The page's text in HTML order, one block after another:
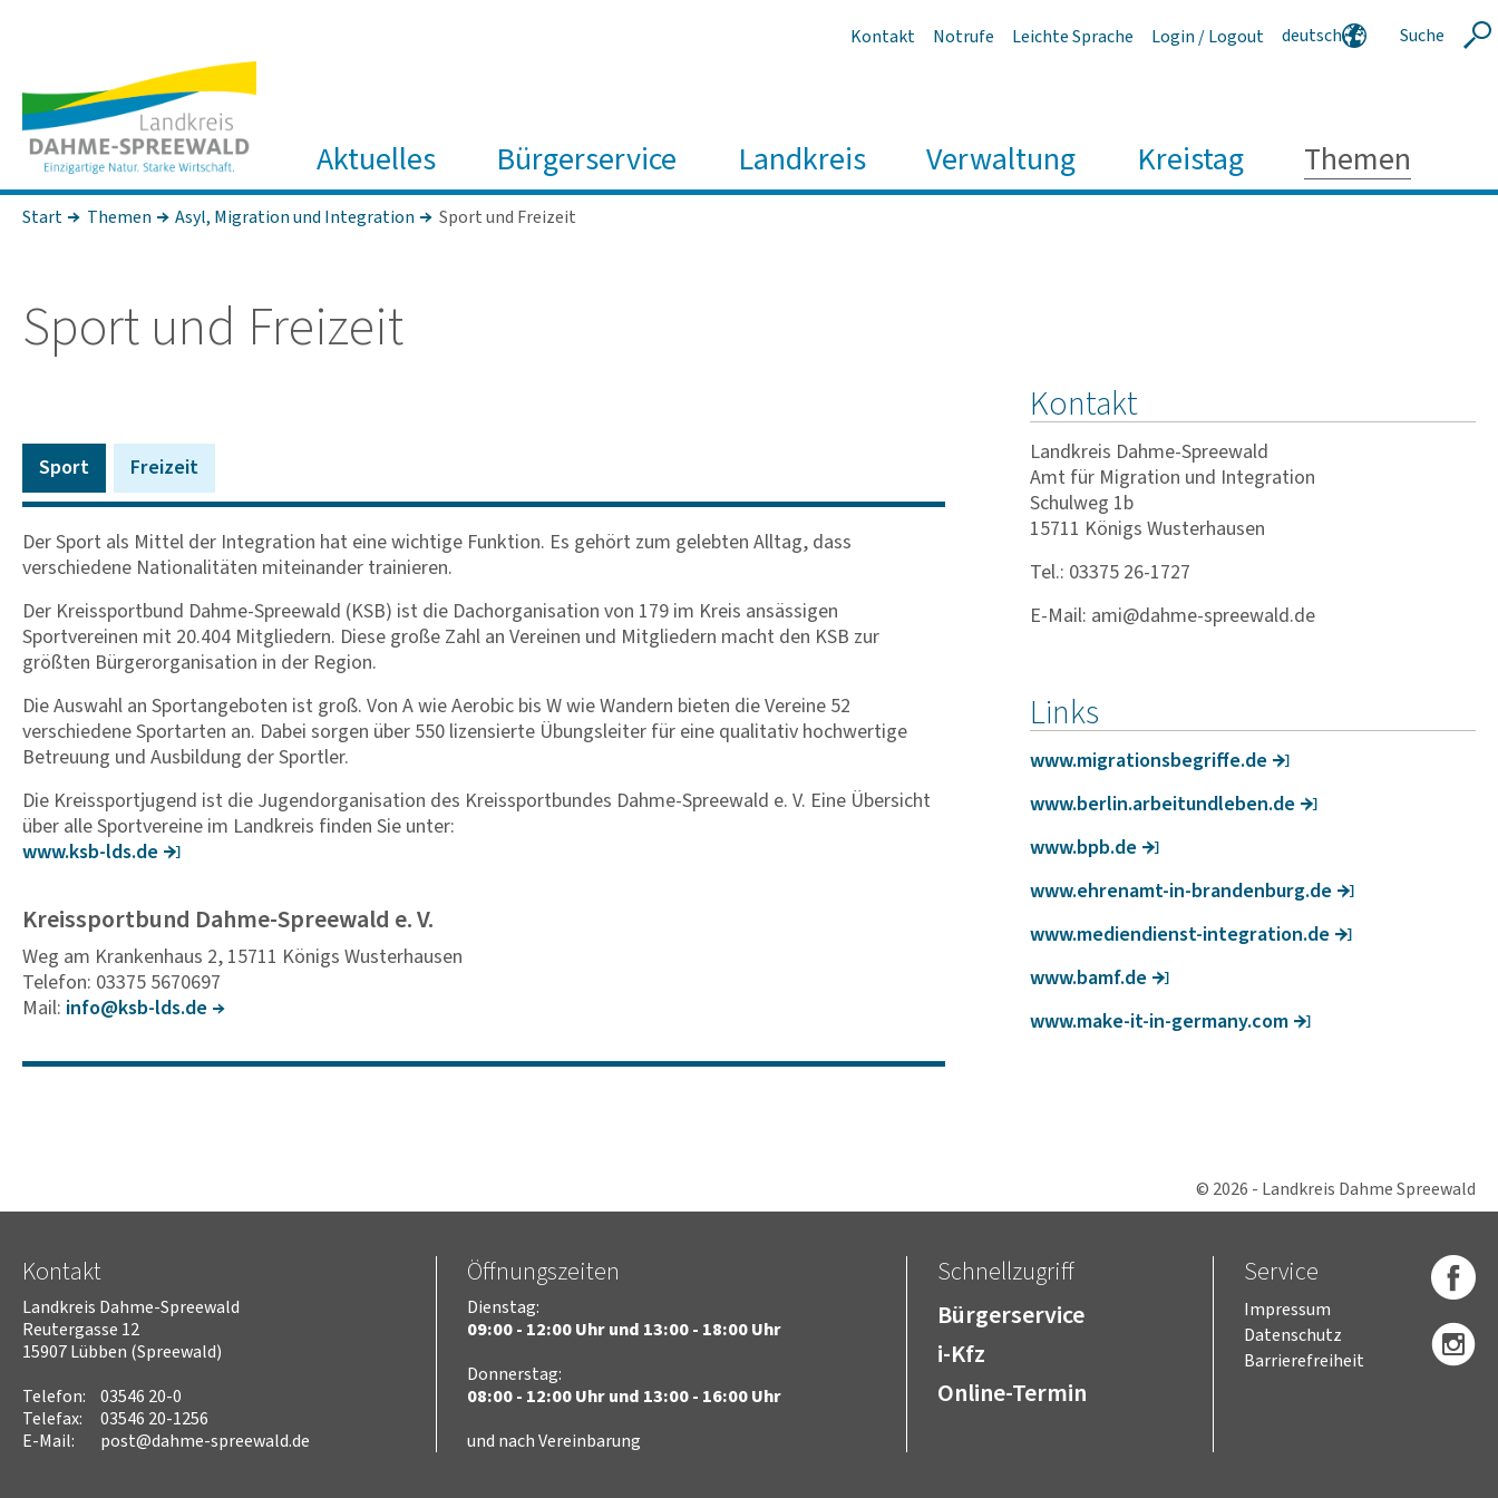
Kontakt Notrufe Leichte Sprache Login / Logout
deutsch
Suche
Aktuelles Bürgerservice Landkreis Verwaltung Kreistag Themen
Start Themen Asyl, Migration und Integration Sport und Freizeit
Sport und Frei­zeit
Sport
Der Sport als Mittel der Integration hat eine wichtige Funktion. Es gehört zum gelebten Alltag, dass
verschiedene Nationalitäten miteinander trainieren.
Der Kreissportbund Dahme-Spreewald (KSB) ist die Dachorganisation von 179 im Kreis ansässigen
Sportvereinen mit 20.404 Mitgliedern. Diese große Zahl an Vereinen und Mitgliedern macht den KSB zur
größten Bürgerorganisation in der Region.
Die Auswahl an Sportangeboten ist groß. Von A wie Aerobic bis W wie Wandern bieten die Vereine 52
verschiedene Sportarten an. Dabei sorgen über 550 lizensierte Übungsleiter für eine qualitativ hochwertige
Betreuung und Ausbildung der Sportler.
Die Kreissportjugend ist die Jugendorganisation des Kreissportbundes Dahme-Spreewald e. V. Eine Übersicht
über alle Sportvereine im Landkreis finden Sie unter:
www.ksb-lds.de
Kreissportbund Dahme-Spreewald e. V.
Weg am Krankenhaus 2, 15711 Königs Wusterhausen
Telefon: 03375 5670697
Mail: info@ksb-lds.de
Frei­zeit
Kontakt
Landkreis Dahme-Spreewald
Amt für Migration und Integration
Schulweg 1b
15711 Königs Wusterhausen
Tel.: 03375 26-1727
E-Mail: ami@dahme-spreewald.de
Links
www.migra­ti­ons­be­griffe.de
www.berlin.arbeitund­leben.de
www.bpb.de
www.ehrenamt-in-bran­den­burg.de
www.medi­en­dienst-inte­gra­tion.de
www.bamf.de
www.make-it-in-germany.com
© 2026 - Landkreis Dahme Spreewald
Kontakt
Landkreis Dahme-Spreewald
Reutergasse 12
15907 Lübben (Spreewald)
Telefon:
03546 20-0
Telefax:
03546 20-1256
E-Mail:
post@dahme-spreewald.de
Öffnungszeiten
Dienstag:
09:00 - 12:00 Uhr und 13:00 - 18:00 Uhr
Donnerstag:
08:00 - 12:00 Uhr und 13:00 - 16:00 Uhr
und nach Vereinbarung
Schnellzugriff
Bürgerservice
i-Kfz
Online-Termin
Service
Impressum
Datenschutz
Barrierefreiheit